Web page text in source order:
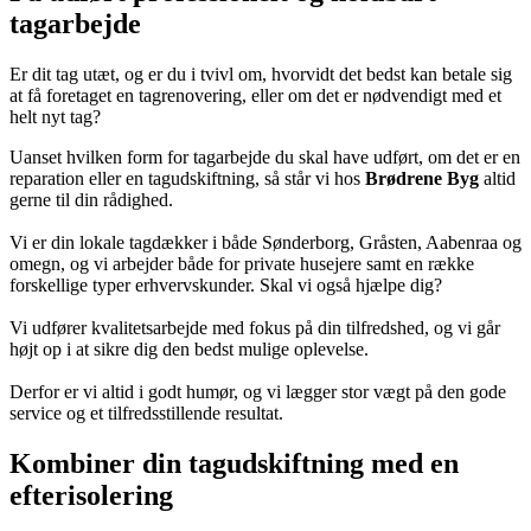
tagarbejde
Er dit tag utæt, og er du i tvivl om, hvorvidt det bedst kan betale sig
at få foretaget en tagrenovering, eller om det er nødvendigt med et
helt nyt tag?
Uanset hvilken form for tagarbejde du skal have udført, om det er en
reparation eller en tagudskiftning, så står vi hos Brødrene Byg altid
gerne til din rådighed.
Vi er din lokale tagdækker i både Sønderborg, Gråsten, Aabenraa og
omegn, og vi arbejder både for private husejere samt en række
forskellige typer erhvervskunder. Skal vi også hjælpe dig?
Vi udfører kvalitetsarbejde med fokus på din tilfredshed, og vi går
højt op i at sikre dig den bedst mulige oplevelse.
Derfor er vi altid i godt humør, og vi lægger stor vægt på den gode
service og et tilfredsstillende resultat.
Kombiner din tagudskiftning med en
efterisolering